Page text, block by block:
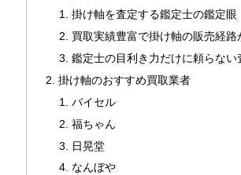
掛け軸を査定する鑑定士の鑑定眼
買取実績豊富で掛け軸の販売経路
鑑定士の目利き力だけに頼らない
掛け軸のおすすめ買取業者
バイセル
福ちゃん
日晃堂
なんぼや